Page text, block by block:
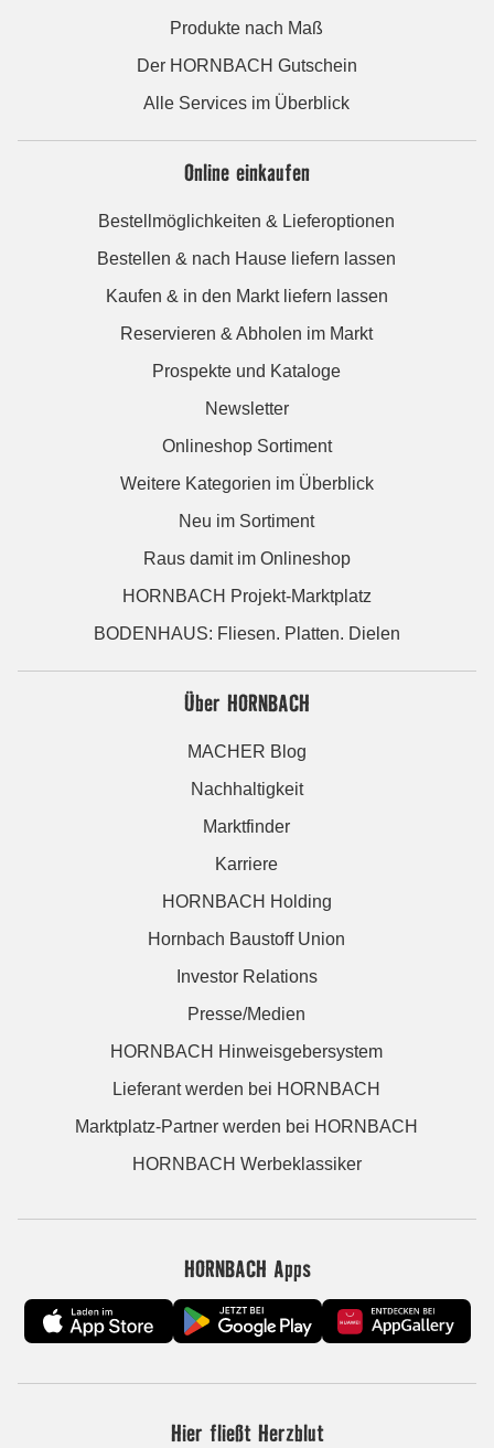
Produkte nach Maß
Der HORNBACH Gutschein
Alle Services im Überblick
Online einkaufen
Bestellmöglichkeiten & Lieferoptionen
Bestellen & nach Hause liefern lassen
Kaufen & in den Markt liefern lassen
Reservieren & Abholen im Markt
Prospekte und Kataloge
Newsletter
Onlineshop Sortiment
Weitere Kategorien im Überblick
Neu im Sortiment
Raus damit im Onlineshop
HORNBACH Projekt-Marktplatz
BODENHAUS: Fliesen. Platten. Dielen
Über HORNBACH
MACHER Blog
Nachhaltigkeit
Marktfinder
Karriere
HORNBACH Holding
Hornbach Baustoff Union
Investor Relations
Presse/Medien
HORNBACH Hinweisgebersystem
Lieferant werden bei HORNBACH
Marktplatz-Partner werden bei HORNBACH
HORNBACH Werbeklassiker
HORNBACH Apps
Hier fließt Herzblut